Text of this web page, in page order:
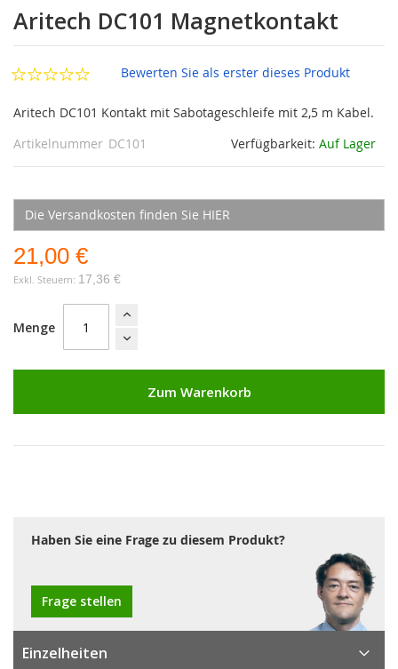
Anfang
der
Bildgalerie
Aritech DC101 Magnetkontakt
Bewerten Sie als erster dieses Produkt
Aritech DC101 Kontakt mit Sabotageschleife mit 2,5 m Kabel.
Verfügbarkeit: Auf Lager
Artikelnummer DC101
Die Versandkosten finden Sie HIER
21,00 €
17,36 €
Menge
Zum Warenkorb
Haben Sie eine Frage zu diesem Produkt?
Frage stellen
Einzelheiten